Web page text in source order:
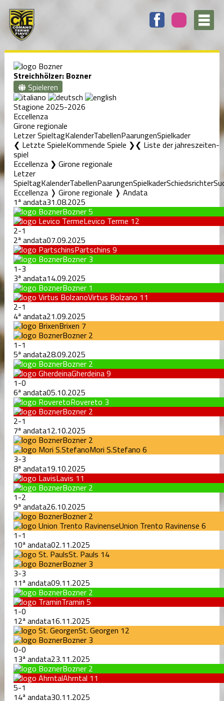
Streichhölzer: Bozner
Spieleren
Stagione 2025-2026
Eccellenza
Girone regionale
Letzer SpieltagKalenderTabellenPaarungenSpielkader
❮ Letzte SpieleKommende Spiele ❯ Liste der jahreszeiten-
spiel
Eccellenza ❯ Girone regionale
Letzer
SpieltagKalenderTabellenPaarungenSpielkaderSchiedsrichter
Eccellenza ❭ Girone regionale ❭ Andata
1ª andata31.08.2025
Bozner5
Levico Terme 12
2-1
2ª andata07.09.2025
Partschins 9
Bozner 3
1-3
3ª andata14.09.2025
Bozner 1
Virtus Bolzano 11
2-1
4ª andata21.09.2025
Brixen 7
Bozner 2
1-1
5ª andata28.09.2025
Bozner 2
Gherdeina9
1-0
6ª andata05.10.2025
Rovereto 3
Bozner 2
2-1
7ª andata12.10.2025
Bozner 2
Mori S.Stefano 6
3-3
8ª andata19.10.2025
Lavis 11
Bozner 2
1-2
9ª andata26.10.2025
Bozner 2
Union Trento Ravinense 6
1-1
10ª andata02.11.2025
St. Pauls 14
Bozner 3
3-3
11ª andata09.11.2025
Bozner 2
Tramin 5
1-0
12ª andata16.11.2025
St. Georgen 12
Bozner 3
0-0
13ª andata23.11.2025
Bozner 2
Ahrntal 11
5-1
14ª andata30.11.2025